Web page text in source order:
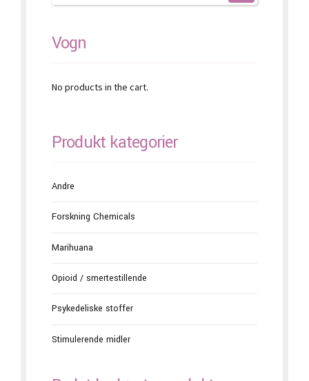
Vogn
No products in the cart.
Produkt kategorier
Andre
Forskning Chemicals
Marihuana
Opioid / smertestillende
Psykedeliske stoffer
Stimulerende midler